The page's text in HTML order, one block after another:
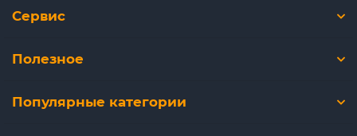
Сервис
Полезное
Популярные категории